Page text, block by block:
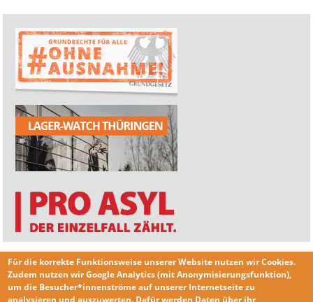
Für die korrekte Funktionsweise unserer Website nutzen wirCookies.
Zudem nutzen wirGoogle Analytics(mit Anonymisierungsfunktion),
um die Besucher*innenströme auf unserer Internetseite zu
analysieren und auszuwerten. Dafür werden Daten über ihr